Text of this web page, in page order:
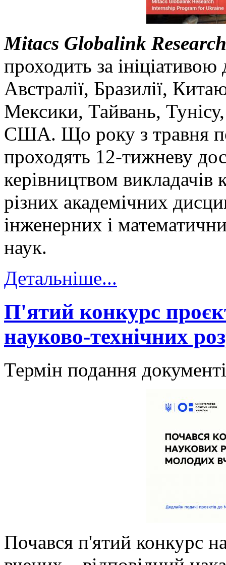
Mitacs Globalink
проходить за ініціативою
Австралії, Бразилії,
Мексики, Тайвань,
США. Що року з травня
проходять 12-тижневу
керівництвом викладачів
різних академічних
інженерних і
наук.
Детальніше...
П'ятий конкурс
науково-технічних
Термін подання
Почався п'ятий конкурс